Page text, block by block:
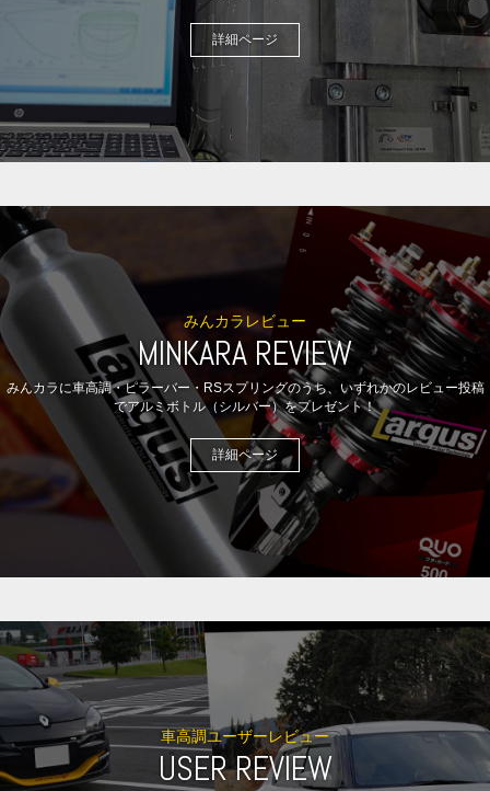
詳細ページ
みんカラレビュー
MINKARA REVIEW
みんカラに車高調・ピラーバー・RSスプリングのうち、いずれかのレビュー投稿
でアルミボトル（シルバー）をプレゼント！
詳細ページ
車高調ユーザーレビュー
USER REVIEW